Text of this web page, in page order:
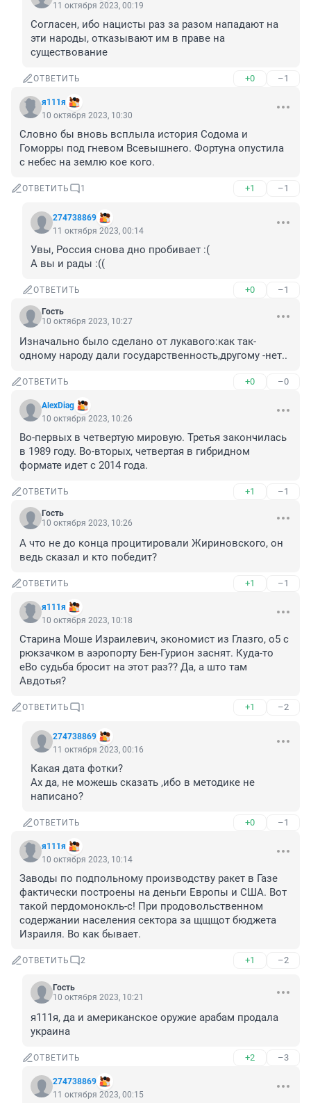
11 октября 2023, 00:19
Согласен, ибо нацисты раз за разом нападают на
эти народы, отказывают им в праве на
существование
ОТВЕТИТЬ +0 –1
я111я
10 октября 2023, 10:30
Словно бы вновь всплыла история Содома и
Гоморры под гневом Всевышнего. Фортуна опустила
с небес на землю кое кого.
ОТВЕТИТЬ 1 +1 –1
274738869
11 октября 2023, 00:14
Увы, Россия снова дно пробивает :(
А вы и рады :((
ОТВЕТИТЬ +0 –1
Гость
10 октября 2023, 10:27
Изначально было сделано от лукавого:как так-
одному народу дали государственность,другому -нет..
ОТВЕТИТЬ +0 –0
AlexDiag
10 октября 2023, 10:26
Во-первых в четвертую мировую. Третья закончилась
в 1989 году. Во-вторых, четвертая в гибридном
формате идет с 2014 года.
ОТВЕТИТЬ +1 –1
Гость
10 октября 2023, 10:26
А что не до конца процитировали Жириновского, он
ведь сказал и кто победит?
ОТВЕТИТЬ +1 –1
я111я
10 октября 2023, 10:18
Старина Моше Израилевич, экономист из Глазго, о5 с
рюкзачком в аэропорту Бен-Гурион заснят. Куда-то
еВо судьба бросит на этот раз?? Да, а што там
Авдотья?
ОТВЕТИТЬ 1 +1 –2
274738869
11 октября 2023, 00:16
Какая дата фотки?
Ах да, не можешь сказать ,ибо в методике не
написано?
ОТВЕТИТЬ +0 –1
я111я
10 октября 2023, 10:14
Заводы по подпольному производству ракет в Газе
фактически построены на деньги Европы и США. Вот
такой пердомонокль-с! При продовольственном
содержании населения сектора за щщщот бюджета
Израиля. Во как бывает.
ОТВЕТИТЬ 2 +1 –2
Гость
10 октября 2023, 10:21
я111я, да и американское оружие арабам продала
украина
ОТВЕТИТЬ +2 –3
274738869
11 октября 2023, 00:15